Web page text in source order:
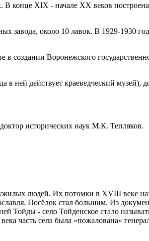
конце XIX - начале XX веков
завода, около 10 лавок. В 1929-1930
создании Воронежского
в ней действует краеведческий музей),
исторических наук М.К. Тепляков.
людей. Их потомки в XVIII веке
Посёлок стал большим. Из
Тойды - село Тойденское стало
часть села была «пожалована»